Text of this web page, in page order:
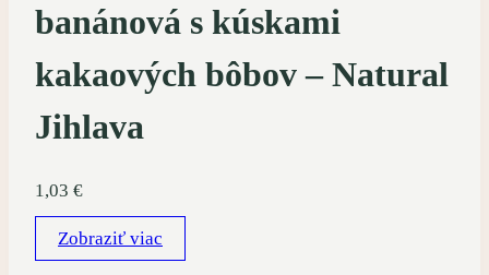
banánová s kúskami
kakaových bôbov – Natural
Jihlava
1,03 €
Zobraziť viac